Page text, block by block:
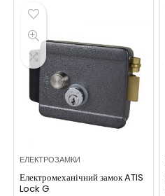
ЕЛЕКТРОЗАМКИ
Електромеханічний замок ATIS
Lock G